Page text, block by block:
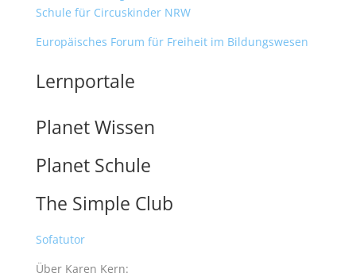
Schule für Circuskinder NRW
Europäisches Forum für Freiheit im Bildungswesen
Lernportale
Planet Wissen
Planet Schule
The Simple Club
Sofatutor
Über Karen Kern: